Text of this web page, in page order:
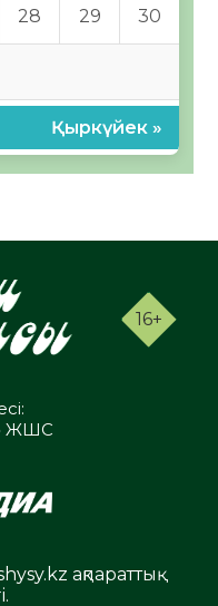
28 29 30
Қыркүйек »
16+
ЖШС
ақпараттық